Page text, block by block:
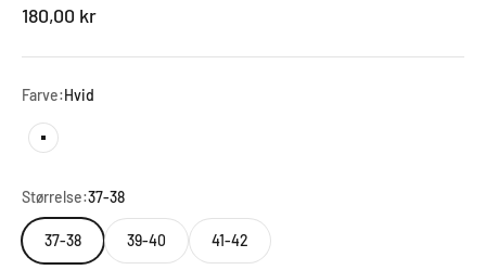
Salgspris
180,00 kr
Farve:Hvid
Hvid
Størrelse:37-38
37-38 39-40 41-42